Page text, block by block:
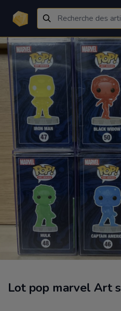
Lot pop marvel Art